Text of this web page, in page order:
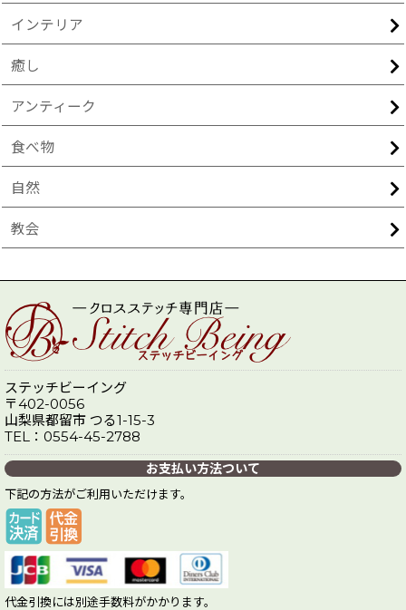
インテリア
癒し
アンティーク
食べ物
自然
教会
ステッチビーイング
〒402-0056
山梨県都留市 つる1-15-3
TEL：0554-45-2788
お支払い方法ついて
下記の方法がご利用いただけます。
代金引換には別途手数料がかかります。